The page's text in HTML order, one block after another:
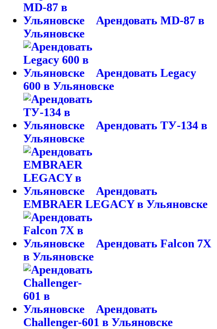
Арендовать MD-87 в
Ульяновске
Арендовать Legacy
600 в Ульяновске
Арендовать ТУ-134 в
Ульяновске
Арендовать
EMBRAER LEGACY в Ульяновске
Арендовать Falcon 7X
в Ульяновске
Арендовать
Challenger-601 в Ульяновске